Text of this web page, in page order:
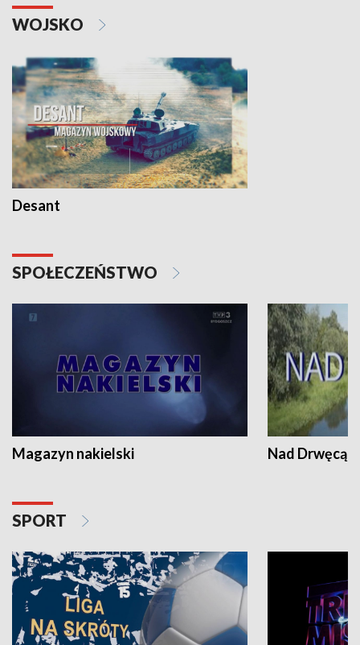
WOJSKO
Desant
SPOŁECZEŃSTWO
Magazyn nakielski Nad Drwęcą
SPORT